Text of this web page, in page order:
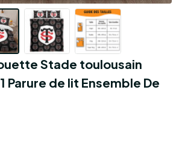
Stade toulousain
Parure de lit Ensemble De